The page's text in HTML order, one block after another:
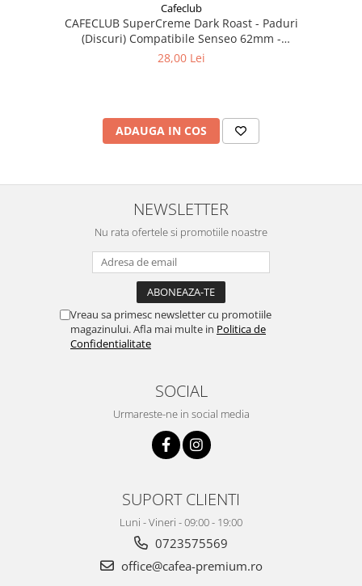
Cafeclub
CAFECLUB SuperCreme Dark Roast - Paduri
(Discuri) Compatibile Senseo 62mm -
Monodoze 36buc
28,00 Lei
ADAUGA IN COS
NEWSLETTER
Nu rata ofertele si promotiile noastre
Vreau sa primesc newsletter cu promotiile
magazinului. Afla mai multe in Politica de
Confidentialitate
SOCIAL
Urmareste-ne in social media
SUPORT CLIENTI
Luni - Vineri - 09:00 - 19:00
0723575569
office@cafea-premium.ro